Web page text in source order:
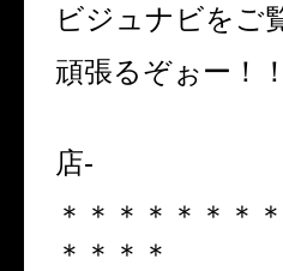
ビジュナビをご
頑張るぞぉー！！
アン
店-
＊＊＊＊＊＊＊
＊＊＊＊